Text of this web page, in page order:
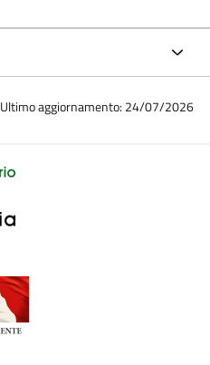
Ultimo aggiornamento: 24/07/2026